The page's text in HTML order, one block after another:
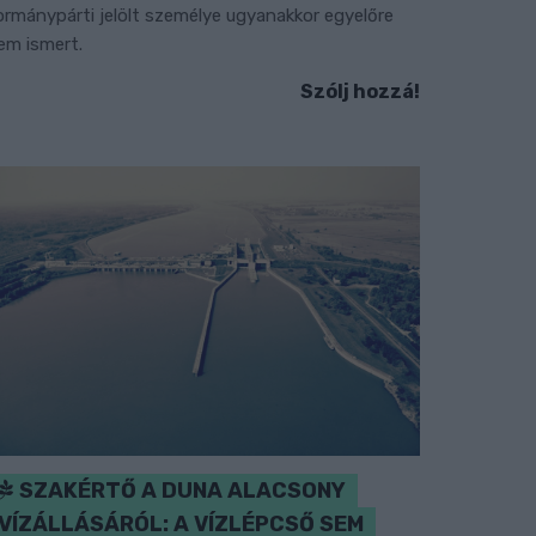
jelölt személye ugyanakkor egyelőre
ismert.
Szólj hozzá!
SZAKÉRTŐ A DUNA ALACSONY
A VÍZLÉPCSŐ SEM